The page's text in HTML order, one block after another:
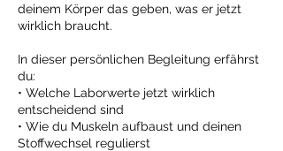
deinem Körper das geben, was er jetzt
wirklich braucht.
In dieser persönlichen Begleitung erfährst
du:
• Welche Laborwerte jetzt wirklich
entscheidend sind
• Wie du Muskeln aufbaust und deinen
Stoffwechsel regulierst